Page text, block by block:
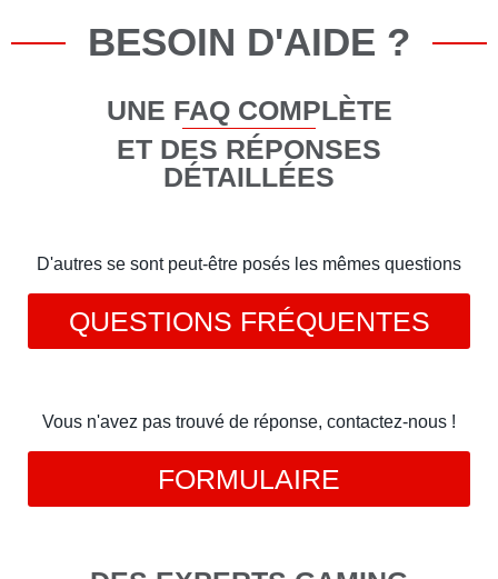
BESOIN D'AIDE ?
UNE FAQ COMPLÈTE
ET DES RÉPONSES
DÉTAILLÉES
D'autres se sont peut-être posés les mêmes questions
QUESTIONS FRÉQUENTES
Vous n'avez pas trouvé de réponse, contactez-nous !
FORMULAIRE